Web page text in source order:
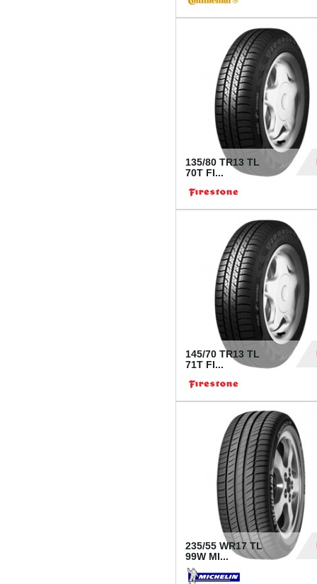
135/80 TR13 TL
70T FI...
145/70 TR13 TL
71T FI...
235/55 WR17 TL
99W MI...